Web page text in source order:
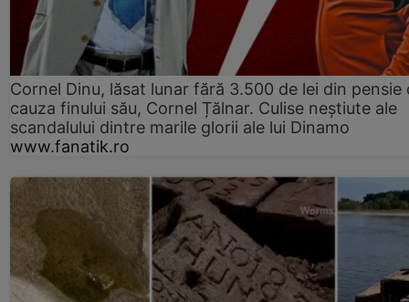
Cornel Dinu, lăsat lunar fără 3.500 de lei din pensie
cauza finului său, Cornel Țălnar. Culise neștiute ale
scandalului dintre marile glorii ale lui Dinamo
www.fanatik.ro